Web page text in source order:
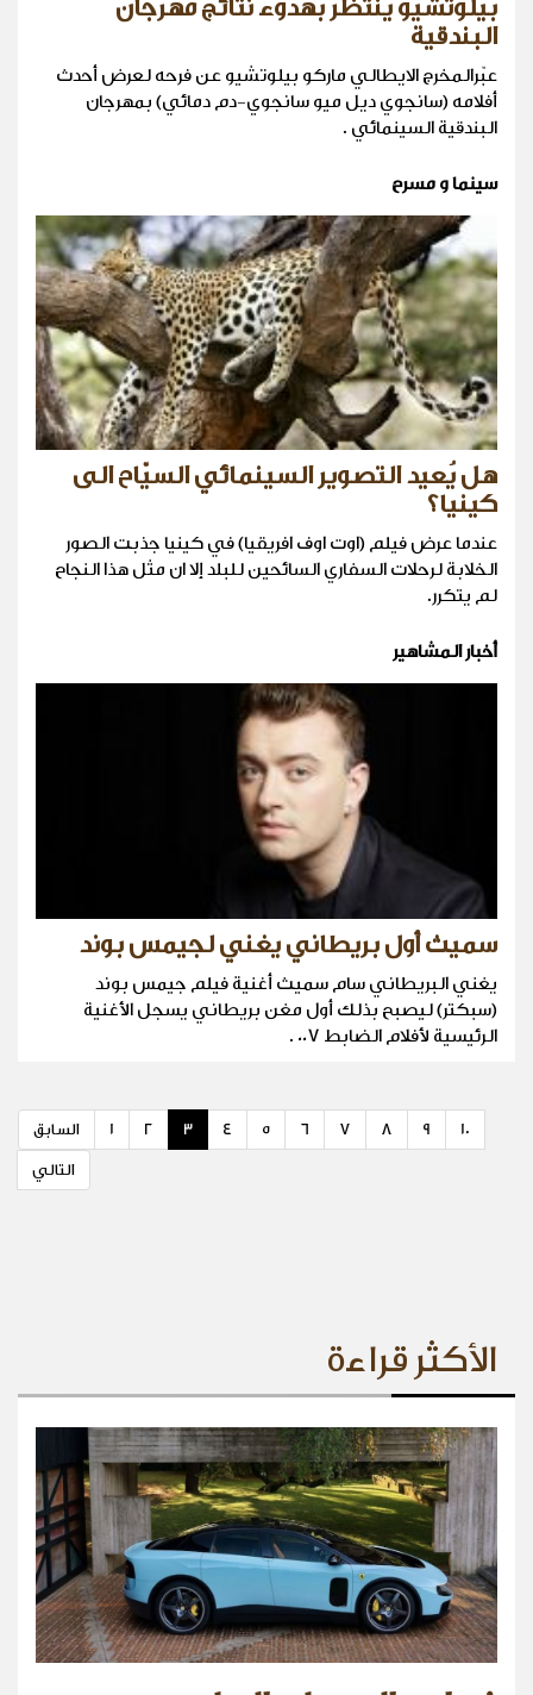
بيلوتشيو ينتظر بهدوء نتائج مهرجان
البندقية
عبّرالمخرج الايطالي ماركو بيلوتشيو عن فرحه لعرض أحدث
أفلامه (سانجوي ديل ميو سانجوي-دم دمائي) بمهرجان
البندقية السينمائي .
سينما و مسرح
هل يُعيد التصوير السينمائي السيّاح الى
كينيا؟
عندما عرض فيلم (اوت اوف افريقيا) في كينيا جذبت الصور
الخلابة لرحلات السفاري السائحين للبلد إلا ان مثل هذا النجاح
لم يتكرر.
أخبار المشاهير
سميث أول بريطاني يغني لجيمس بوند
يغني البريطاني سام سميث أغنية فيلم جيمس بوند
(سبكتر) ليصبح بذلك أول مغن بريطاني يسجل الأغنية
الرئيسية لأفلام الضابط 007 .
السابق 1 2 3 4 5 6 7 8 9 10
التالي
الأكثر قراءة